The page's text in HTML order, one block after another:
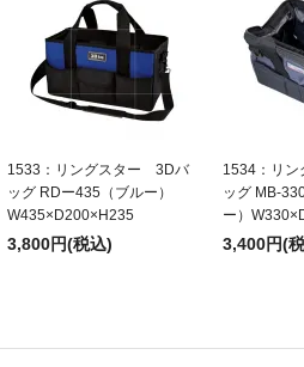
1533：リングスター 3Dバ
ッグ RDー435（ブルー）
W435×D200×H235
3,800円(税込)
1534：リ
ッグ MB-
ー）
3,400円(